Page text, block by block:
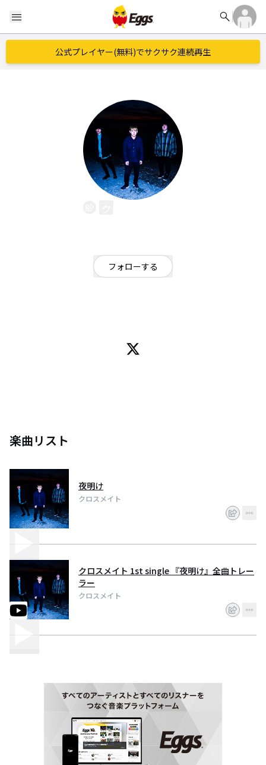
menu search
公式プレイヤー(無料)でサクサク連続再生
フォローする
楽曲リスト
夜明け
クロスメイト
クロスメイト 1st single 『夜明け』全曲トレー
ラー
クロスメイト